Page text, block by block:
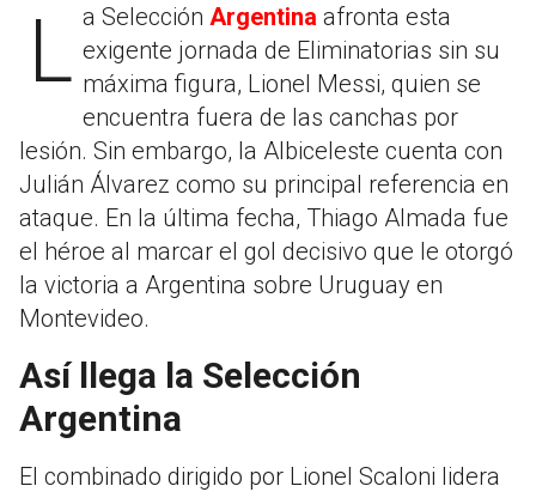
La Selección Argentina afronta esta
exigente jornada de Eliminatorias sin su
máxima figura, Lionel Messi, quien se
encuentra fuera de las canchas por
lesión. Sin embargo, la Albiceleste cuenta con
Julián Álvarez como su principal referencia en
ataque. En la última fecha, Thiago Almada fue
el héroe al marcar el gol decisivo que le otorgó
la victoria a Argentina sobre Uruguay en
Montevideo.
Así llega la Selección
Argentina
El combinado dirigido por Lionel Scaloni lidera